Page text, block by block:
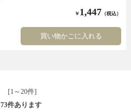
￥ 1,447 （税込）
買い物かごに入れる
[1～20件]
73件あります